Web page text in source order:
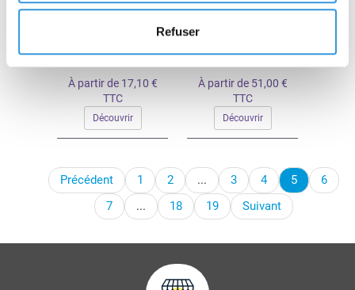
Refuser
À partir de 17,10 €
TTC
Découvrir
À partir de 51,00 €
TTC
Découvrir
Précédent 1 2 ... 3 4 5
6
7
... 18 19 Suivant